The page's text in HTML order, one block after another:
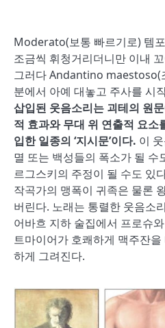
Moderato(보통 빠르기로) 템
조금씩 휘청거리더니만 이내
그러다 Andantino maestoso(
분에서 아예 대놓고 주사를 시
삽입된 웃음소리는 괴테의 원
적 효과와 무대 위 연출적 요소
입한 일종의 ‘지시문’이다. 이
멸 또는 백성들의 폭소가 될 수
르그스키의 주정이 될 수도 있
작곡가의 맹폭이 귀족은 물론
버린다. 노래는 통렬한 웃음소
어바흐 지하 술집에서 프로슈
트마이어가 호쾌하게 맥주잔
하게 그려진다.